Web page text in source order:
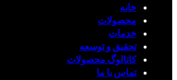
خانه
محصولات
خدمات
تحقیق و توسعه
کاتالوگ محصولات
تماس با ما